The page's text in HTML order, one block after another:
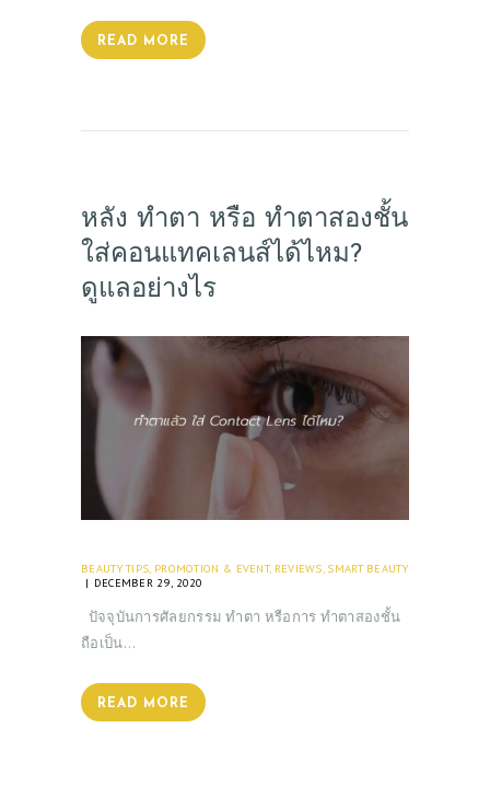
READ MORE
หลัง ทำตา หรือ ทำตาสองชั้น
ใส่คอนแทคเลนส์ได้ไหม?
ดูแลอย่างไร
BEAUTY TIPS, PROMOTION & EVENT, REVIEWS, SMART BEAUTY
DECEMBER 29, 2020
ปัจจุบันการศัลยกรรม ทำตา หรือการ ทำตาสองชั้น
ถือเป็น…
READ MORE